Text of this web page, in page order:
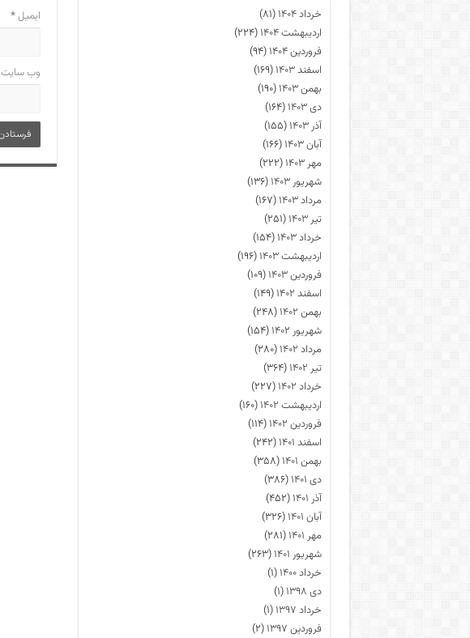
ایمیل*
وب‌ سایت
خرداد ۱۴۰۴
(۸۱)
اردیبهشت ۱۴۰۴
(۲۲۴)
فروردین ۱۴۰۴
(۹۴)
اسفند ۱۴۰۳
(۱۶۹)
بهمن ۱۴۰۳
(۱۹۰)
دی ۱۴۰۳
(۱۶۴)
آذر ۱۴۰۳
(۱۵۵)
آبان ۱۴۰۳
(۱۶۶)
مهر ۱۴۰۳
(۲۲۲)
شهریور ۱۴۰۳
(۱۳۶)
مرداد ۱۴۰۳
(۱۶۷)
تیر ۱۴۰۳
(۲۵۱)
خرداد ۱۴۰۳
(۱۵۴)
اردیبهشت ۱۴۰۳
(۱۹۶)
فروردین ۱۴۰۳
(۱۰۹)
اسفند ۱۴۰۲
(۱۴۹)
بهمن ۱۴۰۲
(۲۴۸)
شهریور ۱۴۰۲
(۱۵۴)
مرداد ۱۴۰۲
(۲۸۰)
تیر ۱۴۰۲
(۳۶۴)
خرداد ۱۴۰۲
(۲۲۷)
اردیبهشت ۱۴۰۲
(۱۶۰)
فروردین ۱۴۰۲
(۱۱۴)
اسفند ۱۴۰۱
(۲۴۲)
بهمن ۱۴۰۱
(۳۵۸)
دی ۱۴۰۱
(۳۸۶)
آذر ۱۴۰۱
(۴۵۲)
آبان ۱۴۰۱
(۳۲۶)
مهر ۱۴۰۱
(۲۸۱)
شهریور ۱۴۰۱
(۲۶۳)
خرداد ۱۴۰۰
(۱)
دی ۱۳۹۸
(۱)
خرداد ۱۳۹۷
(۱)
فروردین ۱۳۹۷
(۲)